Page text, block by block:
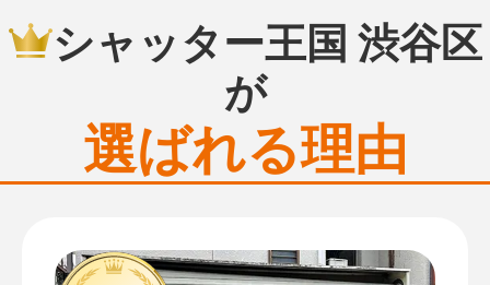
シャッター王国 渋谷区
が
選ばれる理由